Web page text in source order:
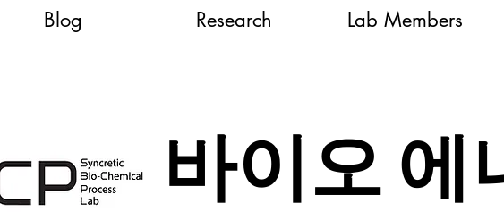
Blog Research Lab Members
바이오 에